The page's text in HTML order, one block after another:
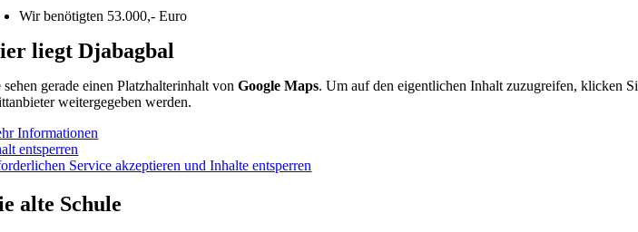
Wir benötigten 53.000,- Euro
liegt Djabagbal
sehen gerade einen Platzhalterinhalt vonGoogle Maps. Um auf den eigentlichen Inhalt zuzugreifen, klicken
weitergegeben werden.
Informationen
entsperren
Service akzeptieren und Inhalte entsperren
alte Schule